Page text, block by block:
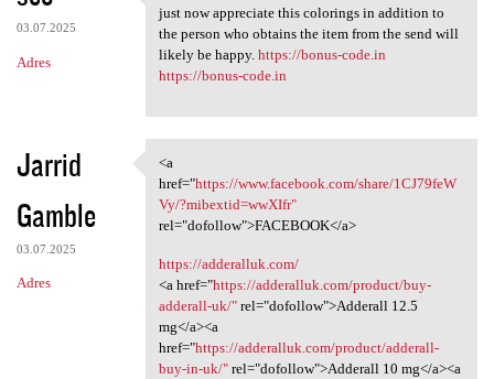
03.07.2025
Adres
It is and so wonderful in
just now appreciate this colorings in addition to
the person who obtains the item from the send will
likely be happy. https://bonus-code.in
https://bonus-code.in
Jarrid
Gamble
03.07.2025
Adres
<a href="https://www.facebook
<a
href="https://www.facebook.com/share/1CJ79feW
Vy/?mibextid=wwXIfr"
rel="dofollow">FACEBOOK</a>
https://adderalluk.com/
<a href="https://adderalluk.com/product/buy-
adderall-uk/"rel="dofollow">Adderall 12.5
mg</a><a
href="https://adderalluk.com/product/adderall-
buy-in-uk/"rel="dofollow">Adderall 10 mg</a><a